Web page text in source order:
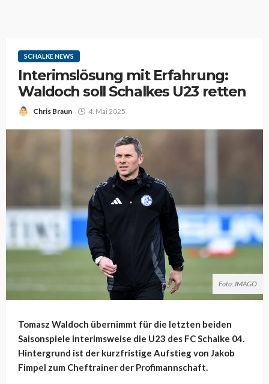
SCHALKE NEWS
Interimslösung mit Erfahrung:
Waldoch soll Schalkes U23 retten
Chris Braun 4. Mai 2025
Foto: IMAGO
Tomasz Waldoch übernimmt für die letzten beiden
Saisonspiele interimsweise die U23 des FC Schalke 04.
Hintergrund ist der kurzfristige Aufstieg von Jakob
Fimpel zum Cheftrainer der Profimannschaft.